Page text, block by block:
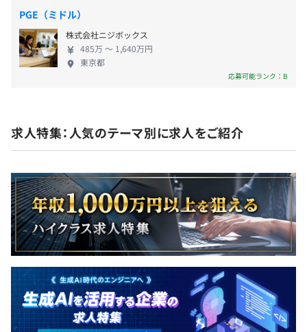
を使い、チーム内のコミュニケーションはしっかりとれま
す。
チーム内は温厚な雰囲気ですので、助言を求めやすいと思
います。
無期雇用
試用期間3ヶ月（条件変更なし）
PGE（ミドル）
株式会社ニジボックス
485万 〜 1,640万円
東京都
応募可能ランク：B
求人特集：人気のテーマ別に求人をご紹介